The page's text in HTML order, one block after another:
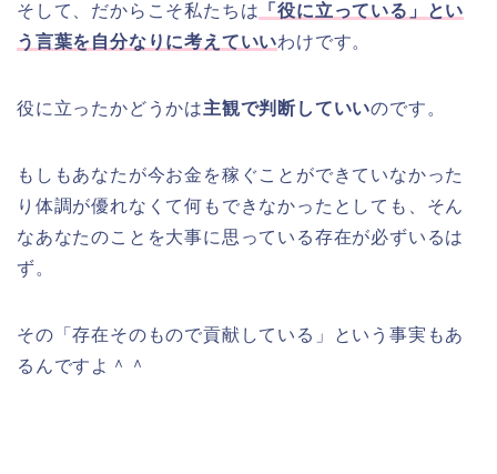
そして、だからこそ私たちは 「役に立っている」とい
う言葉を自分なりに考えていいわけです。
役に立ったかどうかは主観で判断していいのです。
もしもあなたが今お金を稼ぐことができていなかった
り体調が優れなくて何もできなかったとしても、そん
なあなたのことを大事に思っている存在が必ずいるは
ず。
その「存在そのもので貢献している」という事実もあ
るんですよ＾＾